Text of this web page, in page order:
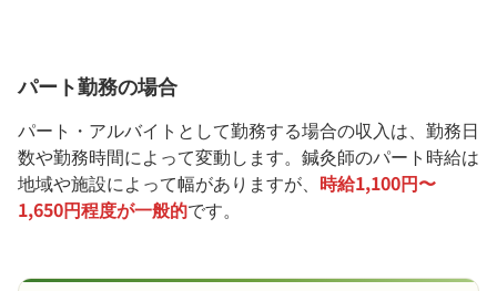
パート勤務の場合
パート・アルバイトとして勤務する場合の収入は、勤務日
数や勤務時間によって変動します。鍼灸師のパート時給は
地域や施設によって幅がありますが、 時給1,100円〜
1,650円程度が一般的です。